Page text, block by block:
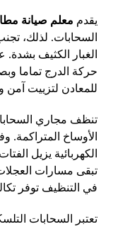
يقدم معلم صيانة
السحابات. لذلك،
الغبار الكثيف
حركة الدرج تماما
للمعادن لتزييت آمن
تنظف مجاري
الأوساخ
الكهربائية يزيل
تبقى مسارات
في التنظيف توفر
تعتبر السحابات